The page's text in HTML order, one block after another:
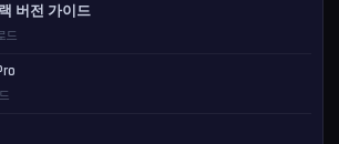
버전 가이드
드